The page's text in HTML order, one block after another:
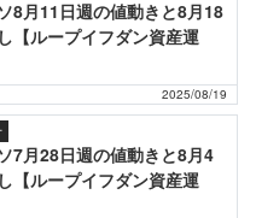
8月11日週の値動きと8月18
【ループイフダン資産運
2025/08/19
7月28日週の値動きと8月4
【ループイフダン資産運